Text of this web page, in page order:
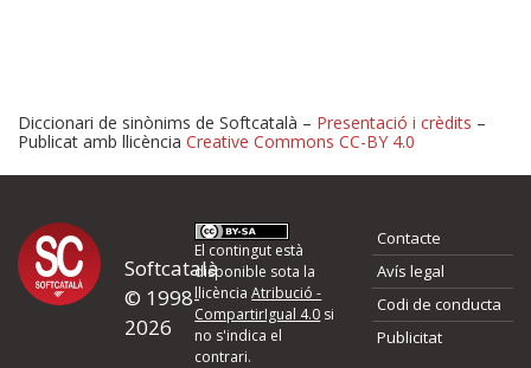
Proposeu-nos millores o
d'errors
Si heu trobat un error o voleu proposar alguna millora, ompliu els
quina és la millora que proposeu o l'error del qual voleu informar-
Diccionari de sinònims de Softcatalà – Presentació i crèdits –
Publicat amb llicència Creative Commons CC-BY 4.0
Softcatalà
© 1998-
2026
El contingut està
disponible sota la
llicènciaAtribució -
CompartirIgual 4.0 si
no s'indica el
contrari.
Contacte
Avís legal
Codi de conducta
Publicitat